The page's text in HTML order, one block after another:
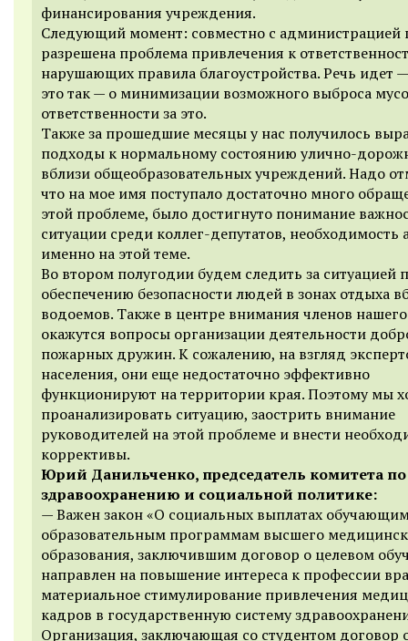
финансирования учреждения.
Следующий момент: совместно с администрацией
разрешена проблема привлечения к
нарушающих правила благоустройства. Речь идет
это так — о минимизации возможного выброса
ответственности за это.
Также за прошедшие месяцы у нас получилось
подходы к нормальному состоянию улично-
вблизи общеобразовательных учреждений. Надо
что на мое имя поступало достаточно много
этой проблеме, было достигнуто понимание
ситуации среди коллег-депутатов, необходимость
именно на этой теме.
Во втором полугодии будем следить за ситуацией
обеспечению безопасности людей в зонах отдыха
водоемов. Также в центре внимания членов
окажутся вопросы организации деятельности
пожарных дружин. К сожалению, на взгляд
населения, они еще недостаточно эффективно
функционируют на территории края. Поэтому мы
проанализировать ситуацию, заострить внимание
руководителей на этой проблеме и внести
коррективы.
Юрий Данильченко, председатель комитета по
здравоохранению и социальной политике:
— Важен закон «О социальных выплатах
образовательным программам высшего
образования, заключившим договор о целевом
направлен на повышение интереса к профессии
материальное стимулирование привлечения
кадров в государственную систему
Организация, заключающая со студентом договор